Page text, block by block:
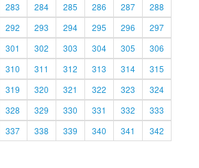
283 284 285 286 287
288
292 293 294 295 296
297
301 302 303 304 305
306
310 311 312 313 314
315
319 320 321 322 323
324
328 329 330 331 332
333
337 338 339 340 341
342